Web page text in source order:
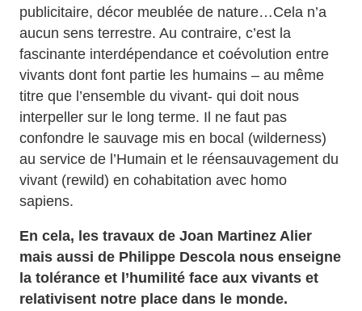
publicitaire, décor meublée de nature…Cela n’a
aucun sens terrestre. Au contraire, c’est la
fascinante interdépendance et coévolution entre
vivants dont font partie les humains – au même
titre que l’ensemble du vivant- qui doit nous
interpeller sur le long terme. Il ne faut pas
confondre le sauvage mis en bocal (wilderness)
au service de l’Humain et le réensauvagement du
vivant (rewild) en cohabitation avec homo
sapiens.
En cela, les travaux de Joan Martinez Alier
mais aussi de Philippe Descola nous enseigne
la tolérance et l’humilité face aux vivants et
relativisent notre place dans le monde.